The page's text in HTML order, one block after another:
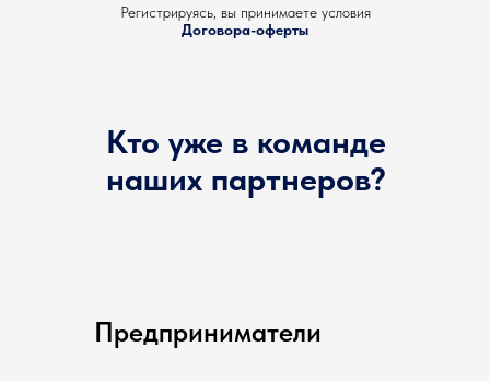
Регистрируясь, вы принимаете условия
Договора-оферты
Кто уже в команде
наших партнеров?
Предприниматели